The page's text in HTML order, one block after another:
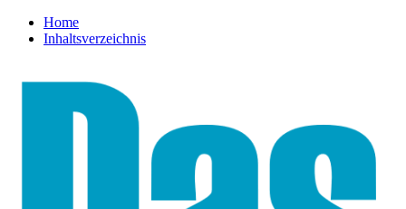
Home
Inhaltsverzeichnis